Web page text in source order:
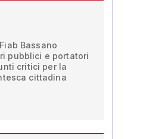
Bassano
pubblici e portatori
critici per la
cittadina